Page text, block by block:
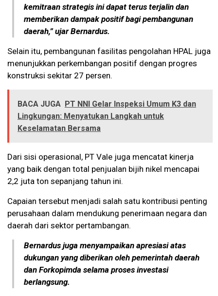
kemitraan strategis ini dapat terus terjalin dan
memberikan dampak positif bagi pembangunan
daerah,” ujar Bernardus.
Selain itu, pembangunan fasilitas pengolahan HPAL juga
menunjukkan perkembangan positif dengan progres
konstruksi sekitar 27 persen.
BACA JUGA PT NNI Gelar Inspeksi Umum K3 dan
Lingkungan: Menyatukan Langkah untuk
Keselamatan Bersama
Dari sisi operasional, PT Vale juga mencatat kinerja
yang baik dengan total penjualan bijih nikel mencapai
2,2 juta ton sepanjang tahun ini.
Capaian tersebut menjadi salah satu kontribusi penting
perusahaan dalam mendukung penerimaan negara dan
daerah dari sektor pertambangan.
Bernardus juga menyampaikan apresiasi atas
dukungan yang diberikan oleh pemerintah daerah
dan Forkopimda selama proses investasi
berlangsung.